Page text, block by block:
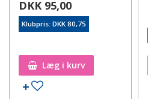
DKK 95,00
Klubpris: DKK 80,75
Læg i kurv